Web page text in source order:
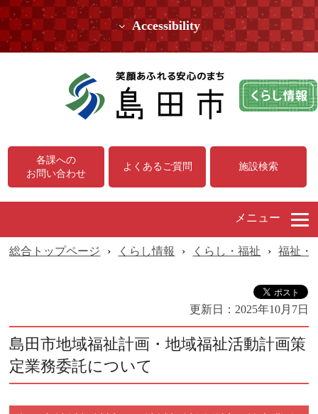
Accessibility
各課への
お問い合わせ
よくあるご質問 施設検索
メニュー
総合トップページ › くらし情報 › くらし・福祉 › 福祉・
更新日： 2025年10月7日
島田市地域福祉計画・地域福祉活動計画策
定業務委託について